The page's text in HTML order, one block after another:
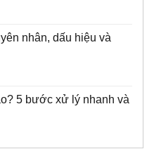
nhân, dấu hiệu và
5 bước xử lý nhanh và